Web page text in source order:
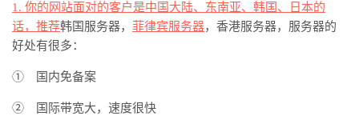
1. 你的网站面对的客户是中国大陆、东南亚、韩国、日本的
话，推荐韩国服务器， 菲律宾服务器， 香港服务器，服务器的
好处有很多：
① 国内免备案
② 国际带宽大，速度很快